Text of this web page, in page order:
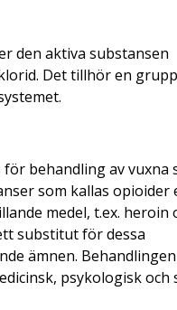
den aktiva substansen
Det tillhör en
för behandling av vuxna
som kallas opioider
medel, t.ex. heroin
substitut för dessa
ämnen.
psykologisk och